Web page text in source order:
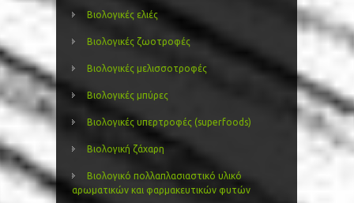
Βιολογικές ελιές
Βιολογικές ζωοτροφές
Βιολογικές μελισσοτροφές
Βιολογικές μπύρες
Βιολογικές υπερτροφές (superfoods)
Βιολογική ζάχαρη
Βιολογικό πολλαπλασιαστικό υλικό
αρωματικών και φαρμακευτικών φυτών